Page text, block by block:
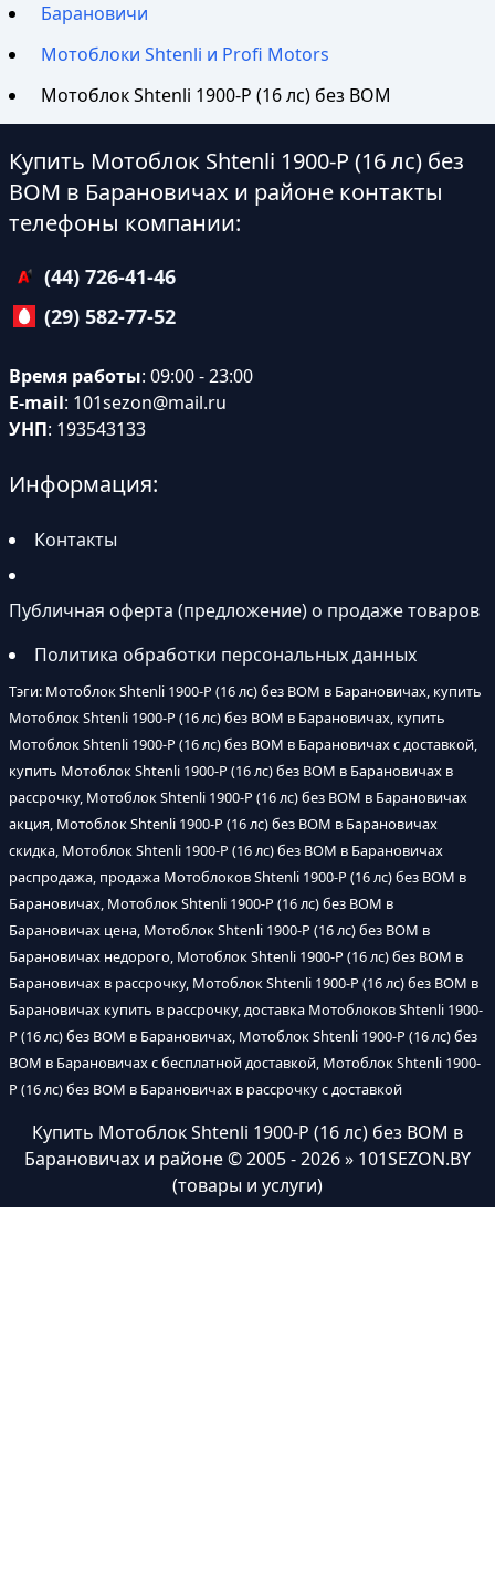
Барановичи
Мотоблоки Shtenli и Profi Motors
Мотоблок Shtenli 1900-P (16 лс) без ВОМ
Купить Мотоблок Shtenli 1900-P (16 лс) без
ВОМ в Барановичах и районе контакты
телефоны компании:
(44) 726-41-46
(29) 582-77-52
Время работы: 09:00 - 23:00
E-mail: 101sezon@mail.ru
УНП: 193543133
Информация:
Контакты
Публичная оферта (предложение) о продаже товаров
Политика обработки персональных данных
Тэги: Мотоблок Shtenli 1900-P (16 лс) без ВОМ в Барановичах, купить
Мотоблок Shtenli 1900-P (16 лс) без ВОМ в Барановичах, купить
Мотоблок Shtenli 1900-P (16 лс) без ВОМ в Барановичах с доставкой,
купить Мотоблок Shtenli 1900-P (16 лс) без ВОМ в Барановичах в
рассрочку, Мотоблок Shtenli 1900-P (16 лс) без ВОМ в Барановичах
акция, Мотоблок Shtenli 1900-P (16 лс) без ВОМ в Барановичах
скидка, Мотоблок Shtenli 1900-P (16 лс) без ВОМ в Барановичах
распродажа, продажа Мотоблоков Shtenli 1900-P (16 лс) без ВОМ в
Барановичах, Мотоблок Shtenli 1900-P (16 лс) без ВОМ в
Барановичах цена, Мотоблок Shtenli 1900-P (16 лс) без ВОМ в
Барановичах недорого, Мотоблок Shtenli 1900-P (16 лс) без ВОМ в
Барановичах в рассрочку, Мотоблок Shtenli 1900-P (16 лс) без ВОМ в
Барановичах купить в рассрочку, доставка Мотоблоков Shtenli 1900-
P (16 лс) без ВОМ в Барановичах, Мотоблок Shtenli 1900-P (16 лс) без
ВОМ в Барановичах с бесплатной доставкой, Мотоблок Shtenli 1900-
P (16 лс) без ВОМ в Барановичах в рассрочку с доставкой
Купить Мотоблок Shtenli 1900-P (16 лс) без ВОМ в
Барановичах и районе© 2005 - 2026 » 101SEZON.BY
(товары и услуги)